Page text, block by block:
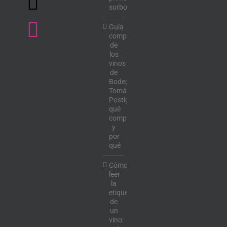
sorbo
Guía
completa
de
los
vinos
de
Bodega
Tomás
Postigo:
qué
comprar
y
por
qué
Cómo
leer
la
etiqueta
de
un
vino: